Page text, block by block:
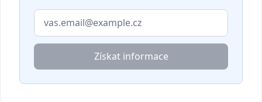
E-mailová adresa
Získat informace